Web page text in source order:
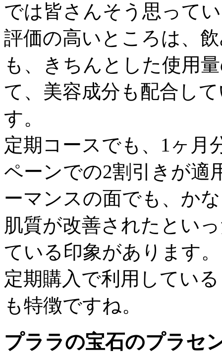
では皆さんそう思って
評価の高いところは、
も、きちんとした使用
て、美容成分も配合し
す。
定期コースでも、1ヶ月
ペーンでの2割引きが適
ーマンスの面でも、か
肌質が改善されたとい
ている印象があります。
定期購入で利用してい
も特徴ですね。
プララの宝石のプラセ